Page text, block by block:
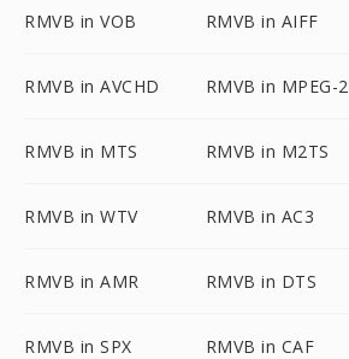
RMVB in VOB RMVB in AIFF
RMVB in AVCHD RMVB in MPEG-2
RMVB in MTS RMVB in M2TS
RMVB in WTV RMVB in AC3
RMVB in AMR RMVB in DTS
RMVB in SPX RMVB in CAF